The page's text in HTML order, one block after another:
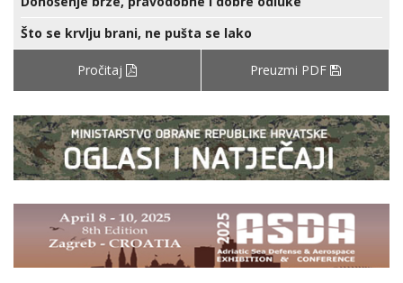
Što se krvlju brani, ne pušta se lako
Pročitaj Preuzmi PDF